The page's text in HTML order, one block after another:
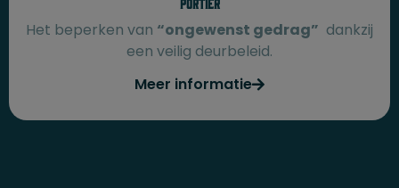
Het beperken van “ongewenst gedrag” dankzij
een veilig deurbeleid.
Meer informatie